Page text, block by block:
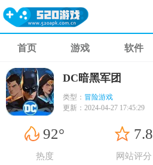
首页 游戏 软件
DC暗黑军团
类型： 冒险游戏
更新： 2024-04-27 17:45:29
92°
热度
7.8
网站评分